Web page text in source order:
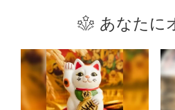
あなたに